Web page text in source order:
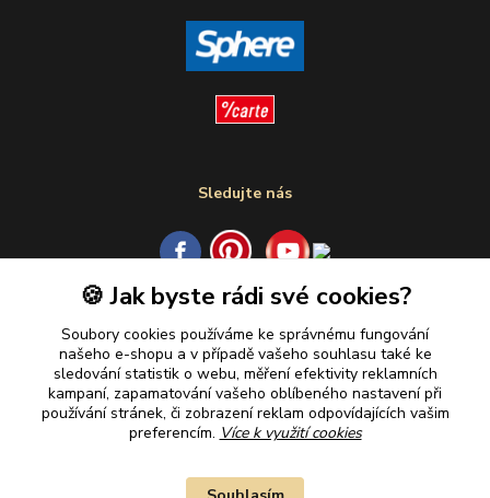
Sledujte nás
Plaťte u nás bezpečně
🍪 Jak byste rádi své cookies?
Soubory cookies používáme ke správnému fungování
našeho e-shopu a v případě vašeho souhlasu také ke
sledování statistik o webu, měření efektivity reklamních
kampaní, zapamatování vašeho oblíbeného nastavení při
používání stránek, či zobrazení reklam odpovídajících vašim
preferencím. Více k využití cookies